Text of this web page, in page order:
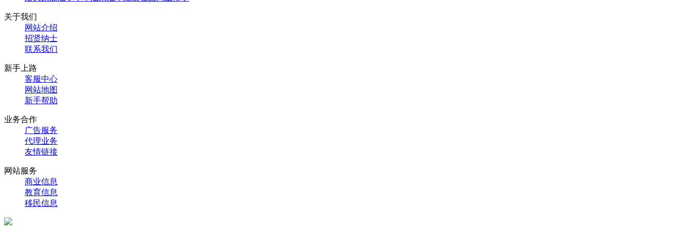
关于我们
网站介绍
招贤纳士
联系我们
新手上路
客服中心
网站地图
新手帮助
业务合作
广告服务
代理业务
友情链接
网站服务
商业信息
教育信息
移民信息